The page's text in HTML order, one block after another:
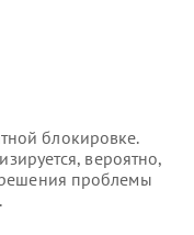
блокировке.
вероятно,
проблемы